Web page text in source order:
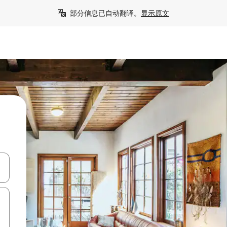
部分信息已自动翻译。 显示原文
滑动手势浏览。